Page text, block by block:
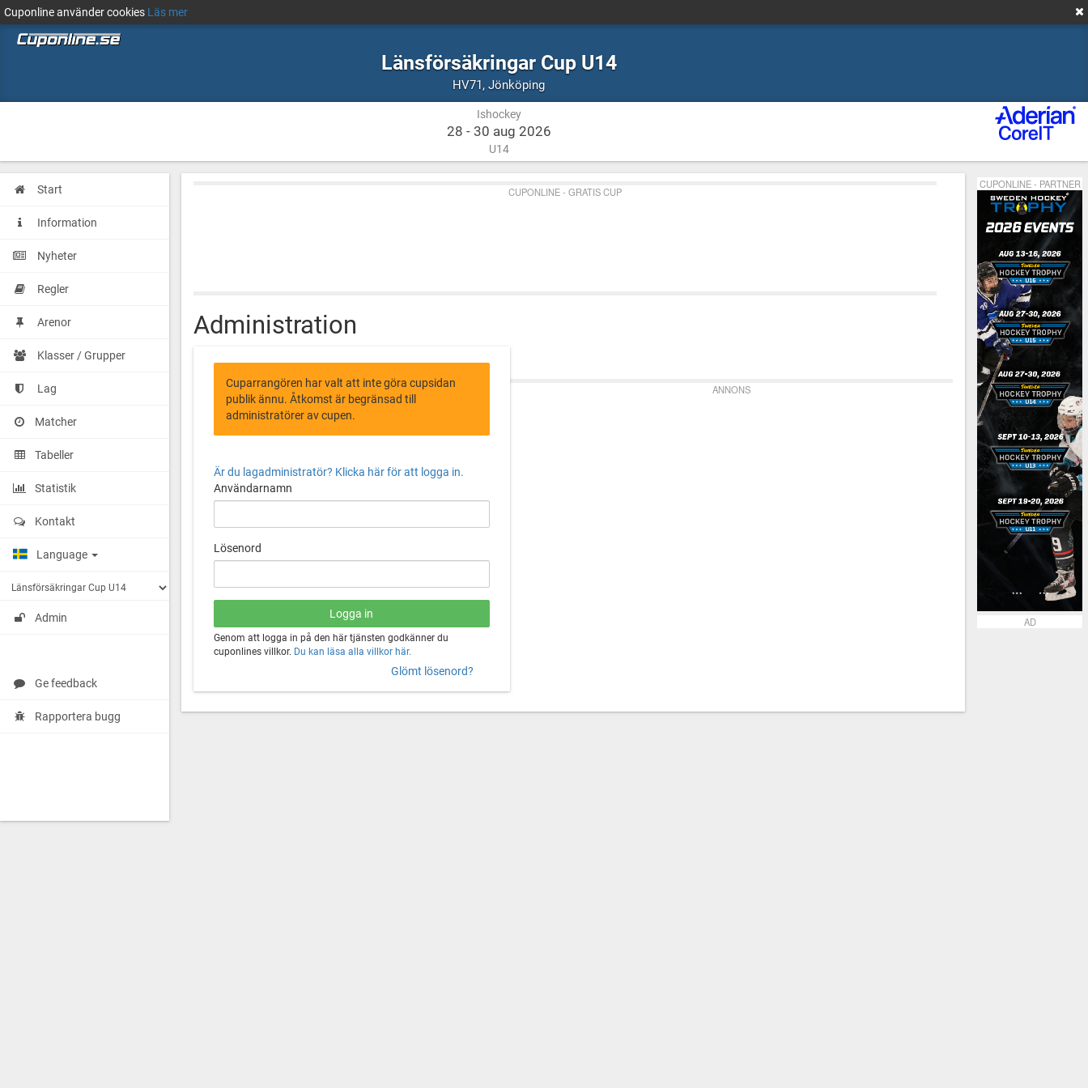
Cuponline använder cookies Läs mer
Länsförsäkringar Cup U14
HV71, Ishockey
JönköpingJönköping
Ishockey
28 - 30 aug 2026
U14
Start
Information
Nyheter
Regler
Arenor
Klasser / Grupper
Lag
Matcher
Tabeller
Statistik
Kontakt
Language
Admin
Ge feedback
Rapportera bugg
CUPONLINE - GRATIS CUP
Administration
Cuparrangören har valt att inte göra cupsidan
publik ännu. Åtkomst är begränsad till
administratörer av cupen.
Är du lagadministratör? Klicka här för att logga in.
Användarnamn
Lösenord
Genom att logga in på den här tjänsten godkänner du
cuponlines villkor. Du kan läsa alla villkor här.
Glömt lösenord?
ANNONS
CUPONLINE - PARTNER
AD